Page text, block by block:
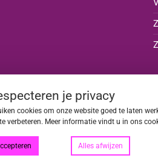
| je privacy
cookies om onze website goed te laten
verbeteren. Meer informatie vindt u in ons
Alles afwijzen